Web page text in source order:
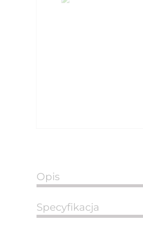
Opis
Specyfikacja